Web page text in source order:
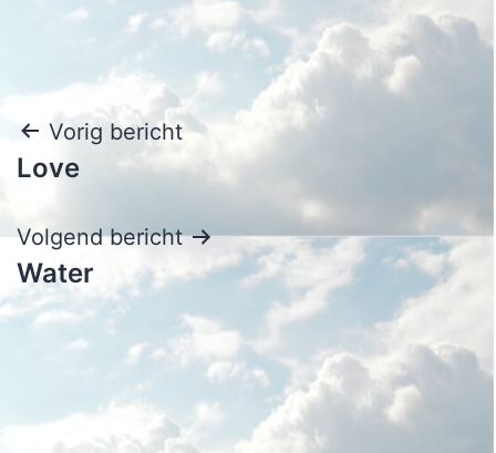
Bericht
navigatie
Vorig bericht
Love
Volgend bericht
Water